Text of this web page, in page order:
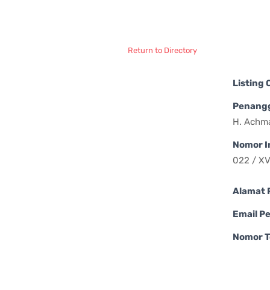
Return to Directory
Listing
H.
Nomor
022 /
Alamat
Email
Nomor